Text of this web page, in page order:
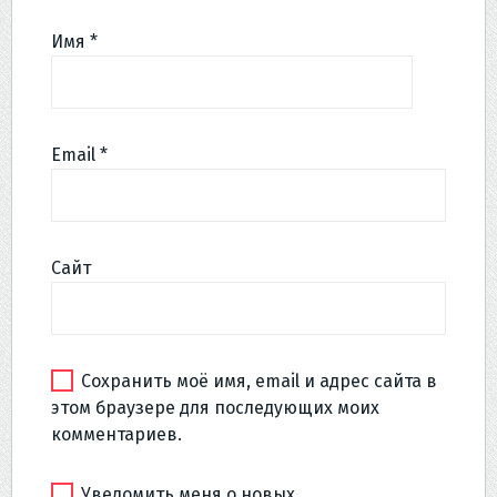
Имя *
Email *
Сайт
Сохранить моё имя, email и адрес сайта в
этом браузере для последующих моих
комментариев.